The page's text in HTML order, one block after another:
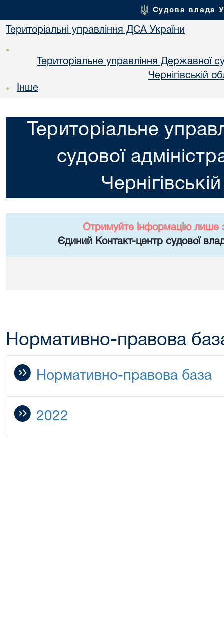
Судова влада
Територіальні управління ДСА України
•
Територіальне управління Державної
Чернiгiвській
• Інше
Територіальне
судової
Отримуйте інформацію лише
Єдиний Контакт-центр судової
Нормативно-правова
Нормативно-правова база
2022